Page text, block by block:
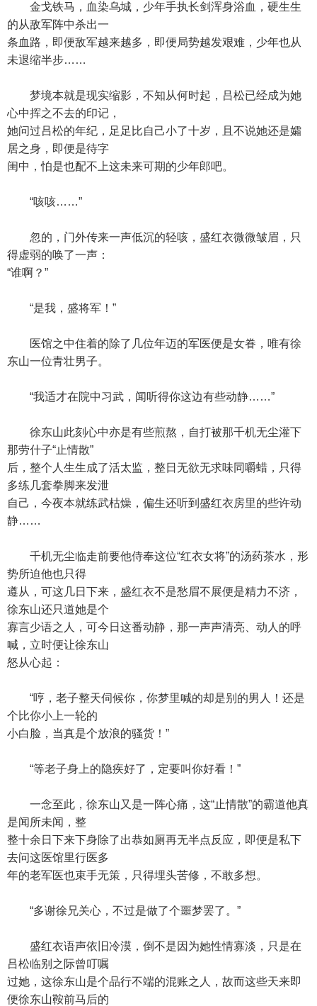
金戈铁马，血染乌城，少年手执长剑浑身浴血，硬生生
的从敌军阵中杀出一
条血路，即便敌军越来越多，即便局势越发艰难，少年也从
未退缩半步……
梦境本就是现实缩影，不知从何时起，吕松已经成为她
心中挥之不去的印记，
她问过吕松的年纪，足足比自己小了十岁，且不说她还是孀
居之身，即便是待字
闺中，怕是也配不上这未来可期的少年郎吧。
“咳咳……”
忽的，门外传来一声低沉的轻咳，盛红衣微微皱眉，只
得虚弱的唤了一声：
“谁啊？”
“是我，盛将军！”
医馆之中住着的除了几位年迈的军医便是女眷，唯有徐
东山一位青壮男子。
“我适才在院中习武，闻听得你这边有些动静……”
徐东山此刻心中亦是有些煎熬，自打被那千机无尘灌下
那劳什子“止情散”
后，整个人生生成了活太监，整日无欲无求味同嚼蜡，只得
多练几套拳脚来发泄
自己，今夜本就练武枯燥，偏生还听到盛红衣房里的些许动
静……
千机无尘临走前要他侍奉这位“红衣女将”的汤药茶水，形
势所迫他也只得
遵从，可这几日下来，盛红衣不是愁眉不展便是精力不济，
徐东山还只道她是个
寡言少语之人，可今日这番动静，那一声声清亮、动人的呼
喊，立时便让徐东山
怒从心起：
“哼，老子整天伺候你，你梦里喊的却是别的男人！还是
个比你小上一轮的
小白脸，当真是个放浪的骚货！”
“等老子身上的隐疾好了，定要叫你好看！”
一念至此，徐东山又是一阵心痛，这“止情散”的霸道他真
是闻所未闻，整
整十余日下来下身除了出恭如厕再无半点反应，即便是私下
去问这医馆里行医多
年的老军医也束手无策，只得埋头苦修，不敢多想。
“多谢徐兄关心，不过是做了个噩梦罢了。”
盛红衣语声依旧冷漠，倒不是因为她性情寡淡，只是在
吕松临别之际曾叮嘱
过她，这徐东山是个品行不端的混账之人，故而这些天来即
便徐东山鞍前马后的